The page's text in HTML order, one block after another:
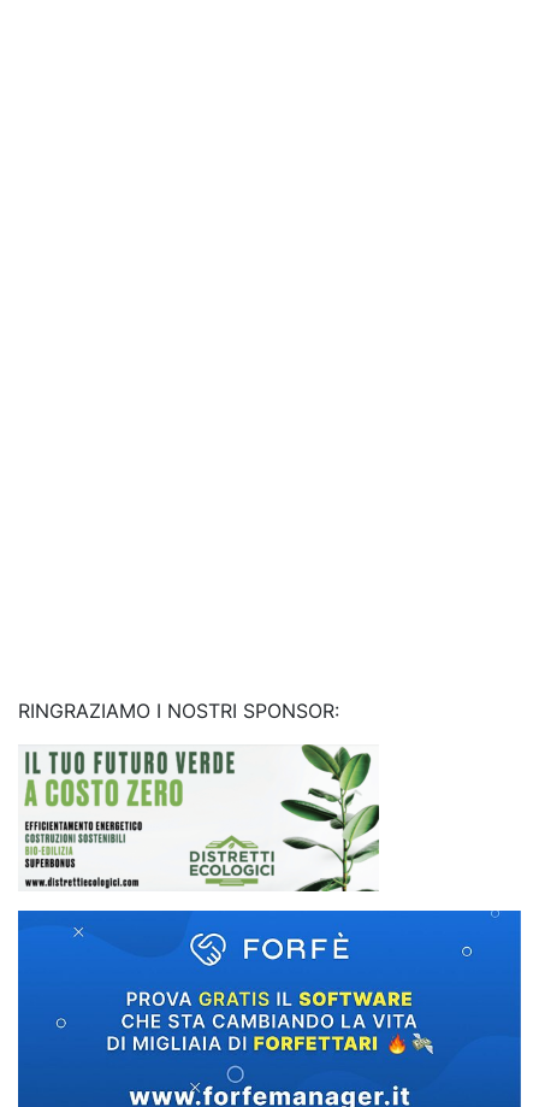
RINGRAZIAMO I NOSTRI SPONSOR: